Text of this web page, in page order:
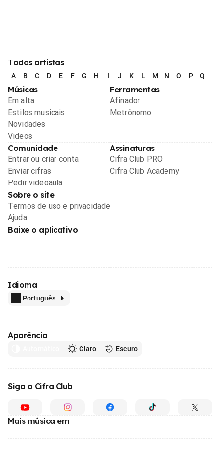
Todos artistas
A B C D E F G H I J K L M N O P Q
Músicas
Em alta
Estilos musicais
Novidades
Videos
Ferramentas
Afinador
Metrônomo
Comunidade
Entrar ou criar conta
Enviar cifras
Pedir videoaula
Assinaturas
Cifra Club PRO
Cifra Club Academy
Sobre o site
Termos de uso e privacidade
Ajuda
Baixe o aplicativo
Idioma
Português
Aparência
Claro Escuro
Siga o Cifra Club
Mais música em